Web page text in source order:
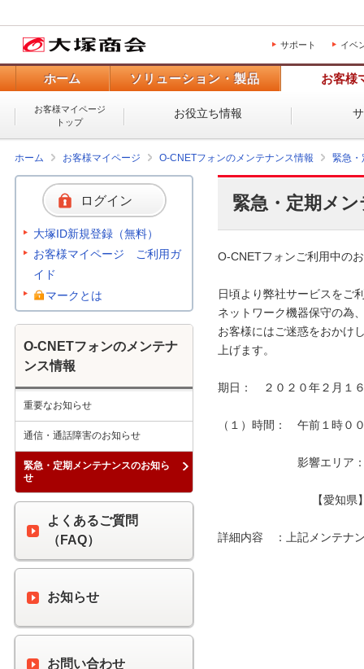
サポート イベ
ホーム ソリューション・製品 お客様
お客様マイページ
トップ
お役立ち情報
ホーム お客様マイページ O-CNETフォンのメンテナンス情報 緊急・
緊急・定期メ
O-CNETフォンご利用中の
日頃より弊社サービスをご
ネットワーク機器保守の為
お客様にはご迷惑をおかけ
上げます。
期日：　２０２０年２月１
（１）時間：　午前１時０
影響エリア：　下記
【愛知県
詳細内容　：上記メンテナ
ログイン
大塚ID新規登録（無料）
お客様マイページ ご利用ガ
イド
マークとは
O-CNETフォンのメンテナ
ンス情報
重要なお知らせ
通信・通話障害のお知らせ
緊急・定期メンテナンスのお知ら
せ
よくあるご質問
（FAQ）
お知らせ
お問い合わせ